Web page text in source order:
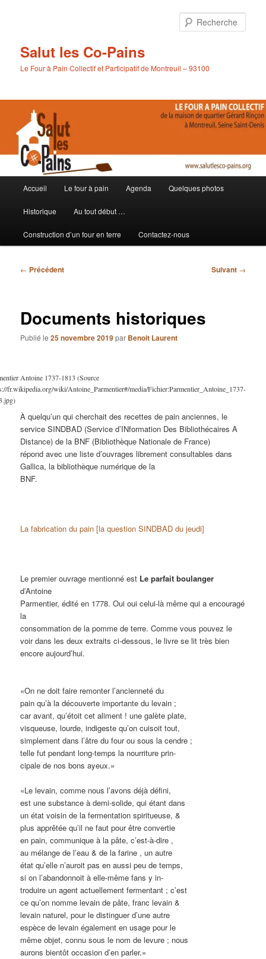
Salut les Co-Pains
Le Four à Pain Collectif et Participatif de Montreuil – 93100
principal
Accueil Le four à pain Agenda Quelques photos
Historique Au tout début …
Construction d’un four en terre Contactez-nous
Navigation
← Précédent Suivant →
Documents historiques
Publié le25 novembre 2019par Benoit Laurent
Antoine 1737-1813 (Source
fr.wikipedia.org/wiki/Antoine_Parmentier#/media/Fichier:Parmentier_Antoine_1737-
À quelqu’un qui cherchait des recettes de pain anciennes, le
service SINDBAD (Service d’INformation Des Bibliothécaires A
Distance) de la BNF (Bibliothèque Nationale de France)
répond avec une liste d’ouvrages librement consultables dans
Gallica, la bibliothèque numérique de la
BNF.
La fabrication du pain [la question SINDBAD du jeudi]
Le premier ouvrage mentionné est Le parfait boulanger
d’Antoine
Parmentier, édité en 1778. Oui oui celui-là même qui a encouragé
la
consommation de la pomme de terre. Comme vous pouvez le
voir dans les deux extraits ci-dessous, le livre se lit très bien
encore aujourd’hui.
«On ne doit faire remonter l’ancienneté du
pain qu’à la découverte importante du levain ;
car avant, qu’étoit cet aliment ! une galète plate,
visqueuse, lourde, indigeste qu’on cuisoit tout,
simplement dans l’âtre du four ou sous la cendre ;
telle fut pendant long-temps la nourriture prin-
cipale de nos bons ayeux.»
«Le levain, comme nous l’avons déjà défini,
est une substance à demi-solide, qui étant dans
un état voisin de la fermentation spiritueuse, &
plus apprêtée qu’il ne faut pour être convertie
en pain, communique à la pâte, c’est-à-dire ,
au mélange de l’eau & de la farine , un autre
état qu’elle n’auroit pas en aussi peu de temps,
si on l’abandonnoit à elle-même fans y in-
troduire un agent actuellement fermentant ; c’est
ce qu’on nomme levain de pâte, franc levain &
levain naturel, pour le distinguer d’une autre
espèce de levain également en usage pour le
même objet, connu sous le nom de levure ; nous
aurons bientôt occasion d’en parler.»